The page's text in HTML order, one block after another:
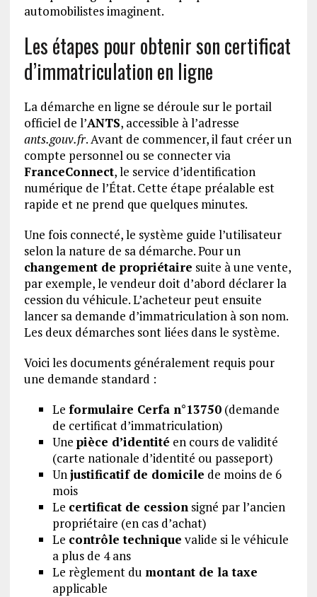
automobilistes imaginent.
Les étapes pour obtenir son certificat
d’immatriculation en ligne
La démarche en ligne se déroule sur le portail
officiel de l’ANTS, accessible à l’adresse
ants.gouv.fr. Avant de commencer, il faut créer un
compte personnel ou se connecter via
FranceConnect, le service d’identification
numérique de l’État. Cette étape préalable est
rapide et ne prend que quelques minutes.
Une fois connecté, le système guide l’utilisateur
selon la nature de sa démarche. Pour un
changement de propriétaire suite à une vente,
par exemple, le vendeur doit d’abord déclarer la
cession du véhicule. L’acheteur peut ensuite
lancer sa demande d’immatriculation à son nom.
Les deux démarches sont liées dans le système.
Voici les documents généralement requis pour
une demande standard :
Le formulaire Cerfa n°13750(demande
de certificat d’immatriculation)
Une pièce d’identitéen cours de validité
(carte nationale d’identité ou passeport)
Un justificatif de domicile de moins de 6
mois
Le certificat de cession signé par l’ancien
propriétaire (en cas d’achat)
Le contrôle technique valide si le véhicule
a plus de 4 ans
Le règlement du montant de la taxe
applicable